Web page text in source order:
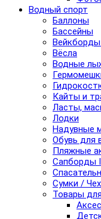
Водный спорт
Баллоны
Бассейны
Вёсла
Водные
Кайты и
Ласты,
Лодки
Надувные
Обувь для
Пляжные
Сапборды
Сумки /
Товары